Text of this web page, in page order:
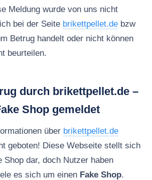
Meldung wurde von uns nicht
bei der Seite brikettpellet.debzw
Betrug handelt oder nicht können
beurteilen.
durch brikettpellet.de –
Shop gemeldet
über brikettpellet.de
geboten! Diese Webseite stellt sich
Shop dar, doch Nutzer haben
es sich um einen Fake Shop.